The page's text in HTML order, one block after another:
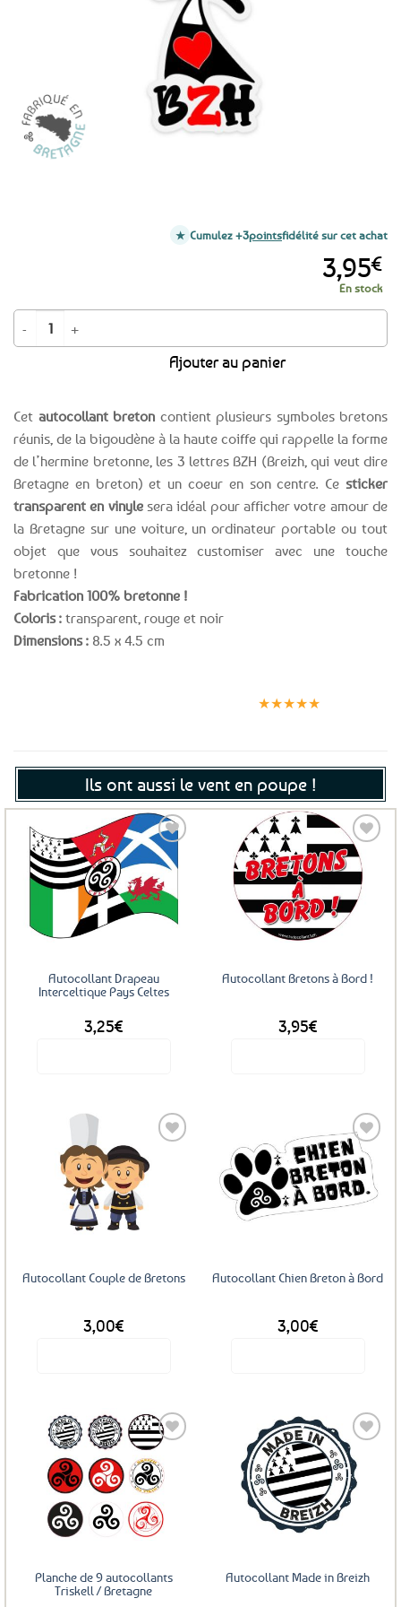
Cet autocollant breton contient plusieurs symboles bretons
réunis, de la bigoudène à la haute coiffe qui rappelle la forme
de l’hermine bretonne, les 3 lettres BZH (Breizh, qui veut dire
Bretagne en breton) et un coeur en son centre. Ce sticker
transparent en vinylesera idéal pour afficher votre amour de
la Bretagne sur une voiture, un ordinateur portable ou tout
objet que vous souhaitez customiser avec une touche
bretonne !
Fabrication 100% bretonne !
Coloris : transparent, rouge et noir
Dimensions : 8.5 x 4.5 cm
3,95€
En stock
quantité de Autocollant Bigoudène BZH
Ajouter au panier
Cumulez +3pointsfidélité sur cet achat
★★★★★
Ils ont aussi le vent en poupe !
Ajouter
aux
Autocollant Drapeau
Interceltique Pays Celtes
3,25€
Ajouter
aux
favoris
Autocollant Bretons à Bord !
3,95€
Autocollant Couple de Bretons
3,00€
Ajouter
aux
favoris
Autocollant Chien Breton à Bord
3,00€
Ajouter
favoris
Planche de 9 autocollants
Triskell / Bretagne
Ajouter
aux
favoris
Autocollant Made in Breizh